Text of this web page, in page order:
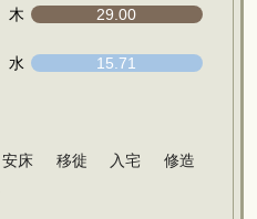
木 29.00
水 15.71
安床 移徙 入宅
修造